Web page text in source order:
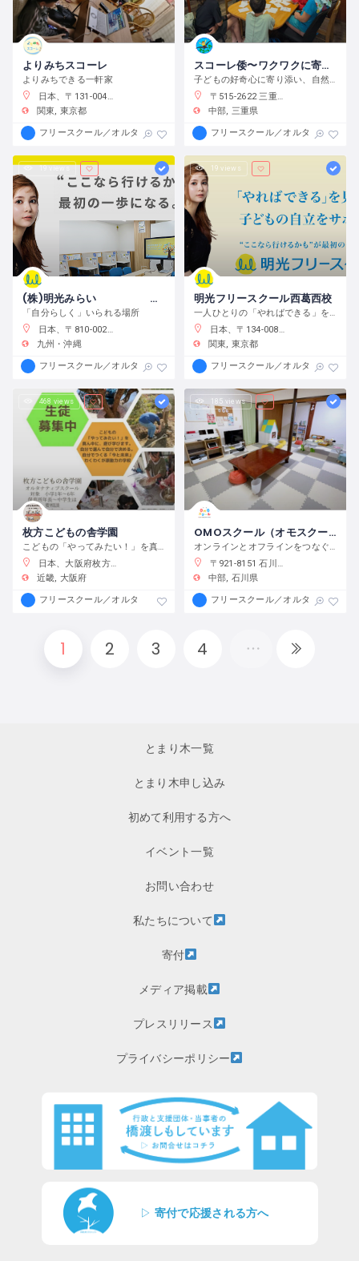
よりみちスコーレ
よりみちできる一軒家
日本、〒131-0045 東京都墨田区押上２丁目２８−３
関東
東京都
フリースクール／オルタナティブスクール
スコーレ倭〜ワクワクに寄り添う学校〜
〒515-2622 三重県津市白山町中ノ村１３８−４
中部 三重県
フリースクール／オルタナティブス
(株)明光みらい 明光フリースクール薬院本校
「自分らしく」いられる場所
日本、〒810-0022 福岡県福岡市中央区薬院１−１０−６ フォレスト薬院大通り
九州・沖縄
フリースクール／オルタナティブスクール
19 views
明光フリースクール西葛西校
一人ひとりの「やればできる」を見つけ、育む
日本、〒134-0088 東京都江戸川区西葛西６−１０−１４ 正栄ビル
関東
東京都
フリースクール／オルタナティブス
468 views
枚方こどもの舎学園
こどもの「やってみたい！」を真ん中に、遊び、学び、活動する、わくわくが原動力の学校です。
日本、大阪府枚方市渚元町２１−３１
近畿 大阪府
フリースクール／オルタナティブスクール
185 views
OMOスクール（オモスクール）
オンラインとオフラインをつなぐフリースクール
〒921-8151 石川県金沢市窪３丁目１３６−１
中部 石川県
フリースクール／オルタナティブス
1 2 3 4
とまり木一覧
とまり木申し込み
初めて利用する方へ
イベント一覧
お問い合わせ
私たちについて
寄付
メディア掲載
プレスリリース
プライバシーポリシー
▷ 寄付で応援される方へ